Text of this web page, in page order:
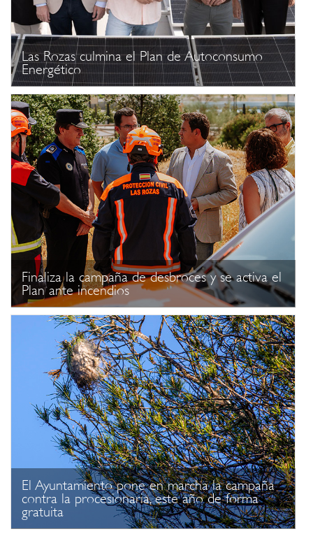
Las Rozas culmina el Plan de Autoconsumo
Energético
Finaliza la campaña de desbroces y se activa el
Plan ante incendios
El Ayuntamiento pone en marcha la campaña
contra la procesionaria, este año de forma
gratuita